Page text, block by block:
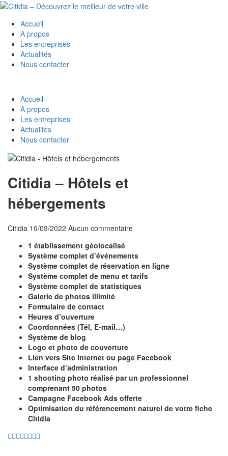
Accueil
A propos
Les entreprises
Actualités
Nous contacter
Accueil
A propos
Les entreprises
Actualités
Nous contacter
Citidia – Hôtels et
hébergements
Citidia 10/09/2022 Aucun commentaire
1 établissement géolocalisé
Système complet d’événements
Système complet de réservation en ligne
Système complet de menu et tarifs
Système complet de statistiques
Galerie de photos illimité
Formulaire de contact
Heures d’ouverture
Coordonnées (Tél, E-mail…)
Système de blog
Logo et photo de couverture
Lien vers Site Internet ou page Facebook
Interface d’administration
1 shooting photo réalisé par un professionnel
comprenant 50 photos
Campagne Facebook Ads offerte
Optimisation du référencement naturel de votre fiche
Citidia